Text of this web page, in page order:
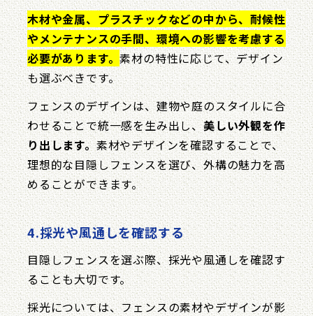
木材や金属、プラスチックなどの中から、耐候性
やメンテナンスの手間、環境への影響を考慮する
必要があります。素材の特性に応じて、デザイン
も選ぶべきです。
フェンスのデザインは、建物や庭のスタイルに合
わせることで統一感を生み出し、美しい外観を作
り出します。素材やデザインを確認することで、
理想的な目隠しフェンスを選び、外構の魅力を高
めることができます。
4.採光や風通しを確認する
目隠しフェンスを選ぶ際、採光や風通しを確認す
ることも大切です。
採光については、フェンスの素材やデザインが影